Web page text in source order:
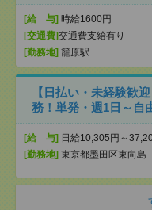
[給 与] 時給1600円
[交通費]交通費支給有り
[勤務地] 籠原駅
【日払い・未経験歓
務！単発・週1日～自
[給 与] 日給10,305円～
[勤務地] 東京都墨田区東向島